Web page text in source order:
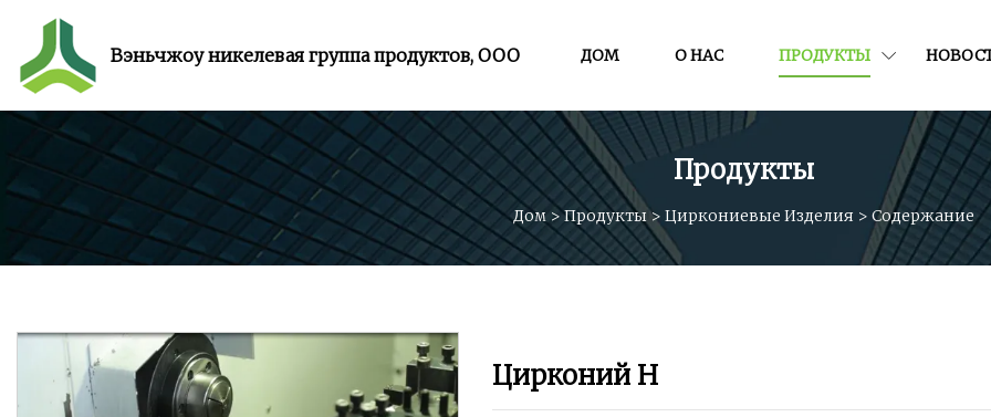
Вэньчжоу никелевая группа продуктов, ООО ДОМ О НАС ПРОДУКТЫ
Продукты
Дом >Продукты> Циркониевые Изделия > Содержание
Цирконий Н